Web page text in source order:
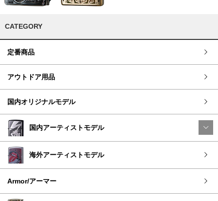
CATEGORY
定番商品
アウトドア用品
国内オリジナルモデル
国内アーティストモデル
海外アーティストモデル
Armor/アーマー